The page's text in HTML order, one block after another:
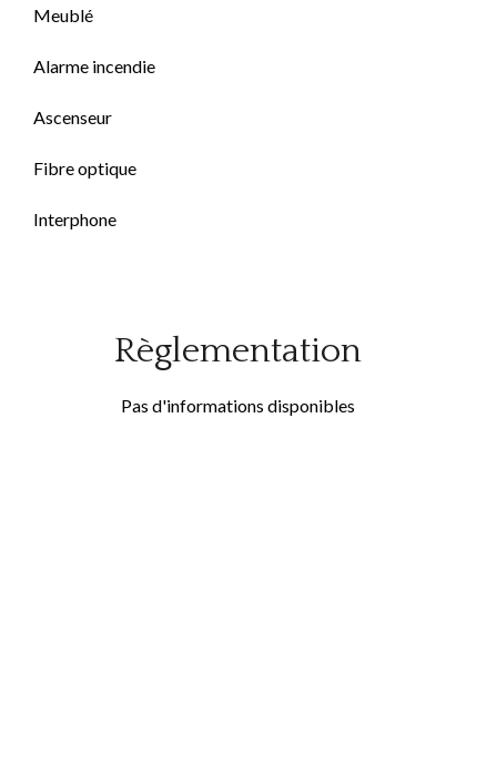
Meublé
Alarme incendie
Ascenseur
Fibre optique
Interphone
Règlementation
Pas d'informations disponibles